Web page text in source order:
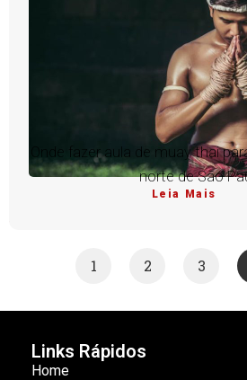
Onde fazer aula de muay thai
norte de São
Leia Mais
1 2 3
Links Rápidos
Home